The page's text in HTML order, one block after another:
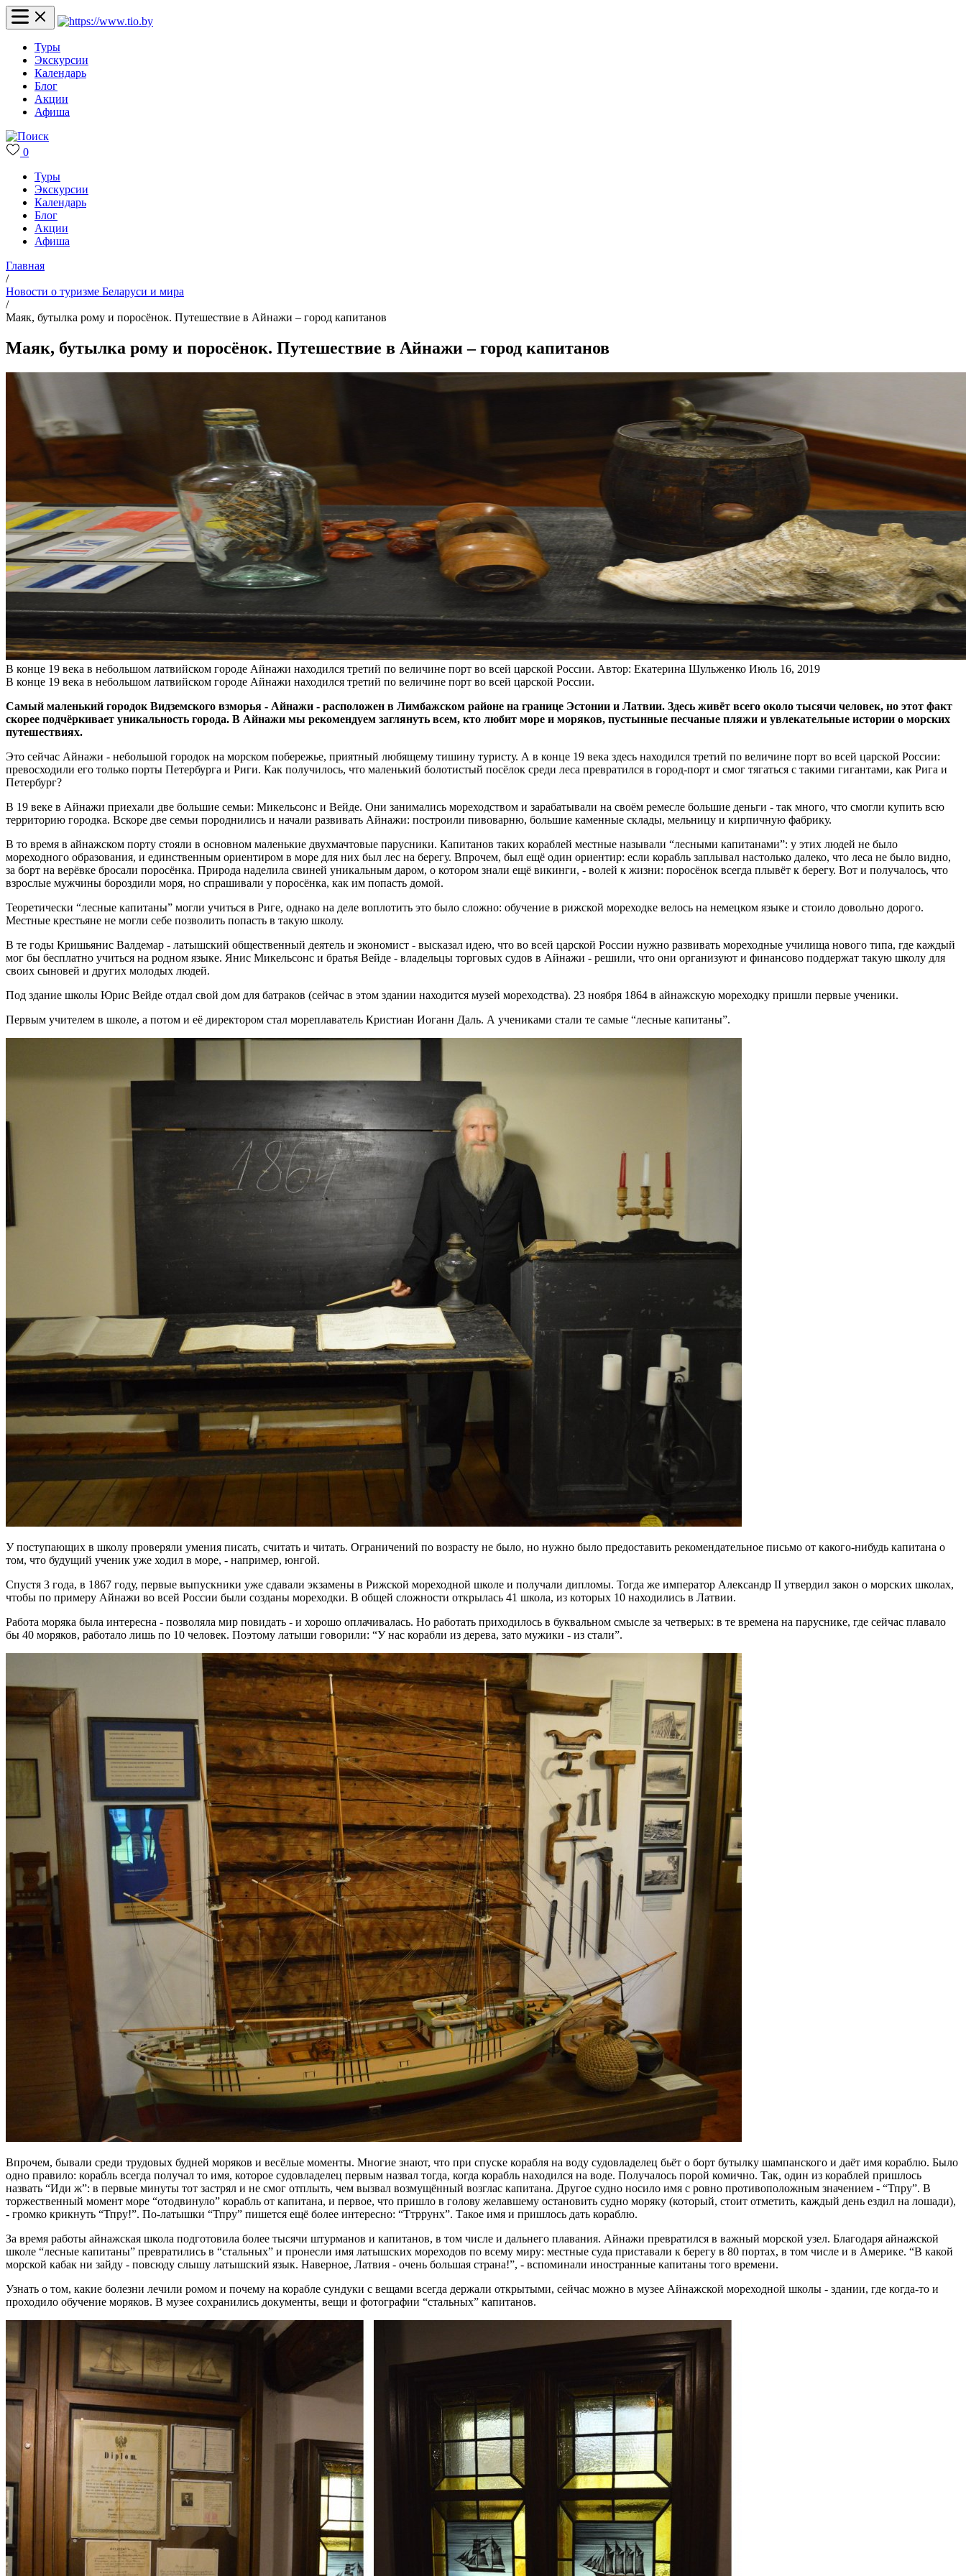
Туры
Экскурсии
Календарь
Блог
Акции
Афиша
0
Туры
Экскурсии
Календарь
Блог
Акции
Афиша
Главная
/
Новости о туризме Беларуси и мира
/
Маяк, бутылка рому и поросёнок. Путешествие в Айнажи – город капитанов
Маяк, бутылка рому и поросёнок. Путешествие в Айнажи – город капитанов
В конце 19 века в небольшом латвийском городе Айнажи находился третий по величине порт во всей царской России. Автор: Екатерина Шульженко Июль 16, 2019
В конце 19 века в небольшом латвийском городе Айнажи находился третий по величине порт во всей царской России.
Самый маленький городок Видземского взморья - Айнажи - расположен в Лимбажском районе на границе Эстонии и Латвии. Здесь живёт всего около тысячи человек, но этот факт
скорее подчёркивает уникальность города. В Айнажи мы рекомендуем заглянуть всем, кто любит море и моряков, пустынные песчаные пляжи и увлекательные истории о морских
путешествиях.
Это сейчас Айнажи - небольшой городок на морском побережье, приятный любящему тишину туристу. А в конце 19 века здесь находился третий по величине порт во всей царской России:
превосходили его только порты Петербурга и Риги. Как получилось, что маленький болотистый посёлок среди леса превратился в город-порт и смог тягаться с такими гигантами, как Рига и
Петербург?
В 19 веке в Айнажи приехали две большие семьи: Микельсонс и Вейде. Они занимались мореходством и зарабатывали на своём ремесле большие деньги - так много, что смогли купить всю
территорию городка. Вскоре две семьи породнились и начали развивать Айнажи: построили пивоварню, большие каменные склады, мельницу и кирпичную фабрику.
В то время в айнажском порту стояли в основном маленькие двухмачтовые парусники. Капитанов таких кораблей местные называли “лесными капитанами”: у этих людей не было
мореходного образования, и единственным ориентиром в море для них был лес на берегу. Впрочем, был ещё один ориентир: если корабль заплывал настолько далеко, что леса не было видно,
за борт на верёвке бросали поросёнка. Природа наделила свиней уникальным даром, о котором знали ещё викинги, - волей к жизни: поросёнок всегда плывёт к берегу. Вот и получалось, что
взрослые мужчины бороздили моря, но спрашивали у поросёнка, как им попасть домой.
Теоретически “лесные капитаны” могли учиться в Риге, однако на деле воплотить это было сложно: обучение в рижской мореходке велось на немецком языке и стоило довольно дорого.
Местные крестьяне не могли себе позволить попасть в такую школу.
В те годы Кришьянис Валдемар - латышский общественный деятель и экономист - высказал идею, что во всей царской России нужно развивать мореходные училища нового типа, где каждый
мог бы бесплатно учиться на родном языке. Янис Микельсонс и братья Вейде - владельцы торговых судов в Айнажи - решили, что они организуют и финансово поддержат такую школу для
своих сыновей и других молодых людей.
Под здание школы Юрис Вейде отдал свой дом для батраков (сейчас в этом здании находится музей мореходства). 23 ноября 1864 в айнажскую мореходку пришли первые ученики.
Первым учителем в школе, а потом и её директором стал мореплаватель Кристиан Иоганн Даль. А учениками стали те самые “лесные капитаны”.
У поступающих в школу проверяли умения писать, считать и читать. Ограничений по возрасту не было, но нужно было предоставить рекомендательное письмо от какого-нибудь капитана о
том, что будущий ученик уже ходил в море, - например, юнгой.
Спустя 3 года, в 1867 году, первые выпускники уже сдавали экзамены в Рижской мореходной школе и получали дипломы. Тогда же император Александр II утвердил закон о морских школах,
чтобы по примеру Айнажи во всей России были созданы мореходки. В общей сложности открылась 41 школа, из которых 10 находились в Латвии.
Работа моряка была интересна - позволяла мир повидать - и хорошо оплачивалась. Но работать приходилось в буквальном смысле за четверых: в те времена на паруснике, где сейчас плавало
бы 40 моряков, работало лишь по 10 человек. Поэтому латыши говорили: “У нас корабли из дерева, зато мужики - из стали”.
Впрочем, бывали среди трудовых будней моряков и весёлые моменты. Многие знают, что при спуске корабля на воду судовладелец бьёт о борт бутылку шампанского и даёт имя кораблю. Было
одно правило: корабль всегда получал то имя, которое судовладелец первым назвал тогда, когда корабль находился на воде. Получалось порой комично. Так, один из кораблей пришлось
назвать “Иди ж”: в первые минуты тот застрял и не смог отплыть, чем вызвал возмущённый возглас капитана. Другое судно носило имя с ровно противоположным значением - “Тпру”. В
торжественный момент море “отодвинуло” корабль от капитана, и первое, что пришло в голову желавшему остановить судно моряку (который, стоит отметить, каждый день ездил на лошади),
- громко крикнуть “Тпру!”. По-латышки “Тпру” пишется ещё более интересно: “Ттррунх”. Такое имя и пришлось дать кораблю.
За время работы айнажская школа подготовила более тысячи штурманов и капитанов, в том числе и дальнего плавания. Айнажи превратился в важный морской узел. Благодаря айнажской
школе “лесные капитаны” превратились в “стальных” и пронесли имя латышских мореходов по всему миру: местные суда приставали к берегу в 80 портах, в том числе и в Америке. “В какой
морской кабак ни зайду - повсюду слышу латышский язык. Наверное, Латвия - очень большая страна!”, - вспоминали иностранные капитаны того времени.
Узнать о том, какие болезни лечили ромом и почему на корабле сундуки с вещами всегда держали открытыми, сейчас можно в музее Айнажской мореходной школы - здании, где когда-то и
проходило обучение моряков. В музее сохранились документы, вещи и фотографии “стальных” капитанов.